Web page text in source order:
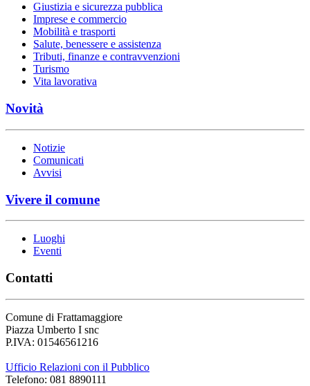
Giustizia e sicurezza pubblica
Imprese e commercio
Mobilità e trasporti
Salute, benessere e assistenza
Tributi, finanze e contravvenzioni
Turismo
Vita lavorativa
Novità
Notizie
Comunicati
Avvisi
Vivere il comune
Luoghi
Eventi
Contatti
Comune di Frattamaggiore
Piazza Umberto I snc
P.IVA: 01546561216
Ufficio Relazioni con il Pubblico
Telefono: 081 8890111